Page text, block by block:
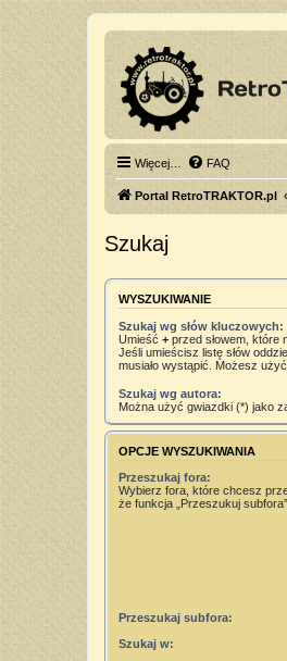
Więcej… FAQ
Portal RetroTRAKTOR.pl
Szukaj
WYSZUKIWANIE
Szukaj wg słów kluczowych:
Umieść + przed słowem, które
Jeśli umieścisz listę słów
musiało wystąpić. Możesz
Szukaj wg autora:
Można użyć gwiazdki (*) jako
OPCJE WYSZUKIWANIA
Przeszukaj fora:
Wybierz fora, które chcesz
że funkcja „Przeszukuj
Przeszukaj subfora:
Szukaj w: